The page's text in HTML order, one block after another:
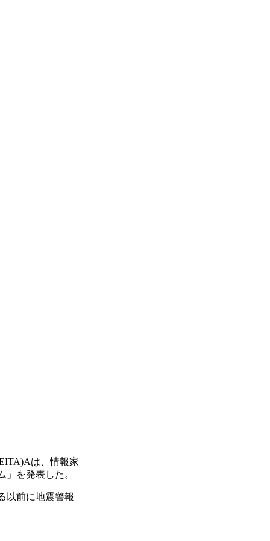
は、情報家
を発表した。
以前に地震警報